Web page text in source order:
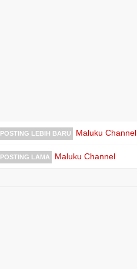
POSTING LEBIH BARU Maluku Channel
POSTING LAMA Maluku Channel